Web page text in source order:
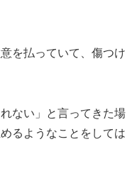
を払っていて、傷つけ
ない」と言ってきた場
るようなことをしては